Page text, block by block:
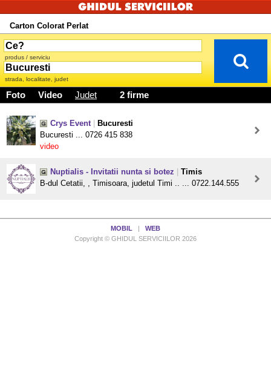
Carton Colorat Perlat
produs / serviciu
strada, localitate, judet
Foto Video Judet 2 firme
Crys Event
Bucuresti
Bucuresti ... 0726 415 838
video
Nuptialis - Invitatii nunta si botez
Timis
B-dul Cetatii, , Timisoara, judetul Timi .. ... 0722.144.555
MOBIL
WEB
Copyright © GHIDUL SERVICIILOR 2026